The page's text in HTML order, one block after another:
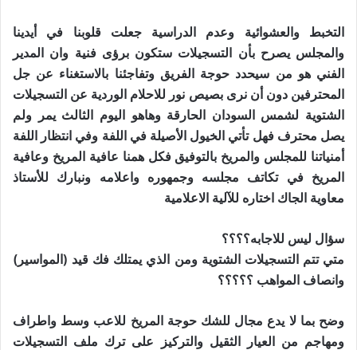
التخبط والعشوائية وعدم الدراسية جعلت قلوبنا في أيدينا
والمجلس يصرح بأن التسجيلات ستكون برؤى فنية وان المدير
الفني هو من سيحدد حوجة الفريق وتفاجئنا بالاستغناء عن جل
المحترفين دون أن نرى بصيص نور للاحلام الوردية عن التسجيلات
الشتوية لشمس السودان الحارقة وهاهو اليوم الثالث يمر ولم
يصل محترف فهل تأتي الخيول الأصيلة في اللفة وفي انتظار اللفة
أمنياتنا للمجلس والمريخ بالتوفيق فكل همنا عافية المريخ وعافية
المريخ في تكاتف مجلسه وجمهوره واعلامه ونبارك للأستاذ
معاوية الجاك اختاره للآلية الاعلامية
سؤال ليس للاجابه؟؟؟؟
متي تتم التسجيلات الشتوية ومن الذي يمتلك فك قيد (المواسير)
وانصاف المواهب ؟؟؟؟؟
وضح بما لا يدع مجال للشك حوجة المريخ للاعب وسط واطراف
ومهاجم من العيار الثقيل والتركيز على ترك ملف التسجيلات